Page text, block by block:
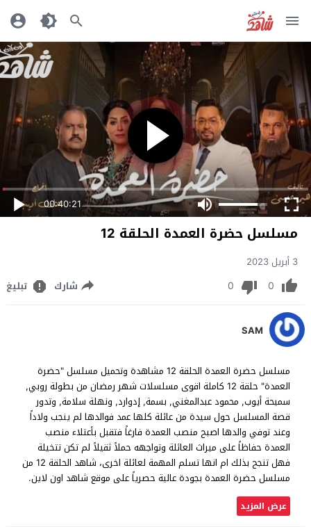
00:40:21
مسلسل حضرة العمدة الحلقة 12
3 أبريل 2023
0
0 شارك تبليغ
SAM
مسلسل حضرة العمدة الحلقة 12 مشاهدة وتحميل مسلسل "حضرة
العمدة" حلقة 12 كاملة اقوى مسلسلات شهر رمضان من بطولة روبي,
سميحة أيوب, محمود عبدالمغني, بسمة, إدوارد, ونهلة سلامة, وتدور
قصة المسلسل حول سيدة من عائلة كلها عمد فوالدها لم ينجب ولاداً
وعند توفي والدها اصبح منصب العمدة فارغاً فتقبل بأعتلاء منصب
العمدة حفاظاً على ميراث العائلة وتواجهه حملاً ثقيلاً لم تكن تتخيلة
فهل تنجح بذلك ام انها تسلم المهمة لعائلة اخرى، شاهد الحلقة 12 من
مسلسل حضرة العمدة بجودة عالية حصرياً على موقع شاهد اون لاين.
عرض المزيد